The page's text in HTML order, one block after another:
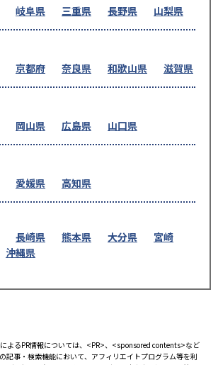
岐阜県 三重県 長野県 山梨県
京都府 奈良県 和歌山県 滋賀県
岡山県 広島県 山口県
愛媛県 高知県
長崎県 熊本県 大分県
宮崎
沖縄県
よるPR情報については、<PR>、<sponsored contents>など
記事・検索機能において、アフィリエイトプログラム等を利